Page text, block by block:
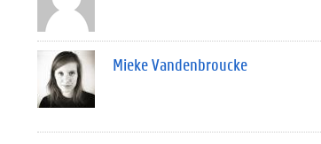
Mieke Vandenbroucke